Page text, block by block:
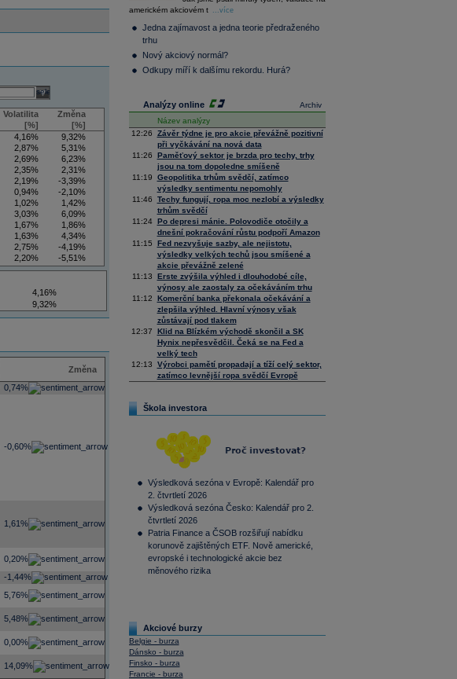
select
Volatilita
[%]
Změna
[%]
4,16%
9,32%
2,87%
5,31%
2,69%
6,23%
2,35%
2,31%
2,19%
-3,39%
0,94%
-2,10%
1,02%
1,42%
3,03%
6,09%
1,67%
1,86%
1,63%
4,34%
2,75%
-4,19%
2,20%
-5,51%
4,34%
9,22%
4,16%
9,32%
Změna
0,74%
-0,60%
1,61%
0,20%
-1,44%
5,76%
5,48%
0,00%
14,09%
Composite
36 376,54 0,66
Tecdax
Performance
index
4 068,78
americkém akciovém t
...více
Jedna zajímavost a jedna teorie předraženého
trhu
Nový akciový normál?
Odkupy míří k dalšímu rekordu. Hurá?
Archiv
Analýzy online
Název analýzy
12:26
Závěr týdne je pro akcie převážně pozitivní
při vyčkávání na nová data
11:26
Paměťový sektor je brzda pro techy, trhy
jsou na tom dopoledne smíšeně
11:19
Geopolitika trhům svědčí, zatímco
výsledky sentimentu nepomohly
11:46
Techy fungují, ropa moc nezlobí a výsledky
trhům svědčí
11:24
Po depresi mánie. Polovodiče otočily a
dnešní pokračování růstu podpoří Amazon
11:15
Fed nezvyšuje sazby, ale nejistotu,
výsledky velkých techů jsou smíšené a
akcie převážně zelené
11:13
Erste zvýšila výhled i dlouhodobé cíle,
výnosy ale zaostaly za očekáváním trhu
11:12
Komerční banka překonala očekávání a
zlepšila výhled. Hlavní výnosy však
zůstávají pod tlakem
12:37
Klid na Blízkém východě skončil a SK
Hynix nepřesvědčil. Čeká se na Fed a
velký tech
12:13
Výrobci pamětí propadají a tíží celý sektor,
zatímco levnější ropa svědčí Evropě
Škola investora
Výsledková sezóna v Evropě: Kalendář pro
2. čtvrtletí 2026
Výsledková sezóna Česko: Kalendář pro 2.
čtvrtletí 2026
Patria Finance a ČSOB rozšiřují nabídku
korunově zajištěných ETF. Nově americké,
evropské i technologické akcie bez
měnového rizika
Akciové burzy
Belgie - burza
Dánsko - burza
Finsko - burza
Francie - burza